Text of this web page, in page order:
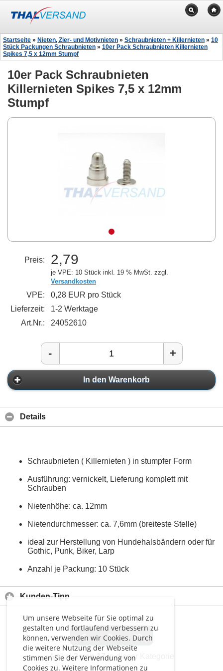
Um unsere Webseite für Sie optimal zu
gestalten und fortlaufend verbessern zu
können, verwenden wir Cookies. Durch
die weitere Nutzung der Webseite
stimmen Sie der Verwendung von
Cookies zu. Weitere Informationen zu
Startseite » Nieten, Zier- und Motivnieten » Schraubnieten + Killernieten » 10
Stück Packungen Schraubnieten » 10er Pack Schraubnieten Killernieten
Spikes 7,5 x 12mm Stumpf
10er Pack Schraubnieten
Killernieten Spikes 7,5 x 12mm
Stumpf
Preis: 2,79
je VPE: 10 Stück inkl. 19 % MwSt. zzgl.
Versandkosten
VPE:
0,28 EUR pro Stück
Lieferzeit:
1-2 Werktage
Art.Nr.:
24052610
- +
In den Warenkorb
Details
Schraubnieten ( Killernieten ) in stumpfer Form
Ausführung: vernickelt, Lieferung komplett mit
Schrauben
Nietenhöhe: ca. 12mm
Nietendurchmesser: ca. 7,6mm (breiteste Stelle)
ideal zur Herstellung von Hundehalsbändern oder für
Gothic, Punk, Biker, Larp
Anzahl je Packung: 10 Stück
Kunden-Tipp
< > >>
Artikel2 von 17in dieser Kategorie